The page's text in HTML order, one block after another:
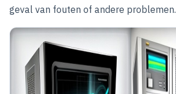
geval van fouten of andere problemen.